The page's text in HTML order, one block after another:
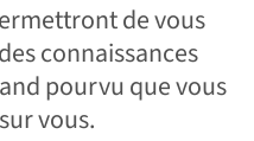
de vous
connaissances
pourvu que vous
vous.